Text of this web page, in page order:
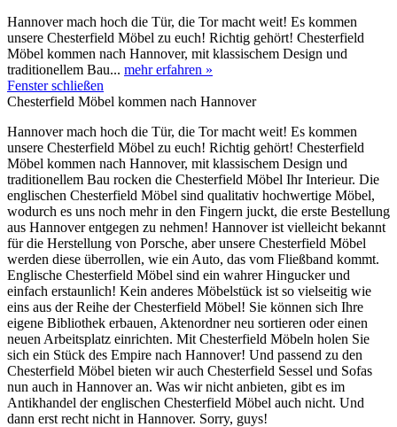
Hannover mach hoch die Tür, die Tor macht weit! Es kommen
unsere Chesterfield Möbel zu euch! Richtig gehört! Chesterfield
Möbel kommen nach Hannover, mit klassischem Design und
traditionellem Bau... mehr erfahren »
Fenster schließen
Chesterfield Möbel kommen nach Hannover
Hannover mach hoch die Tür, die Tor macht weit! Es kommen
unsere Chesterfield Möbel zu euch! Richtig gehört! Chesterfield
Möbel kommen nach Hannover, mit klassischem Design und
traditionellem Bau rocken die Chesterfield Möbel Ihr Interieur. Die
englischen Chesterfield Möbel sind qualitativ hochwertige Möbel,
wodurch es uns noch mehr in den Fingern juckt, die erste Bestellung
aus Hannover entgegen zu nehmen! Hannover ist vielleicht bekannt
für die Herstellung von Porsche, aber unsere Chesterfield Möbel
werden diese überrollen, wie ein Auto, das vom Fließband kommt.
Englische Chesterfield Möbel sind ein wahrer Hingucker und
einfach erstaunlich! Kein anderes Möbelstück ist so vielseitig wie
eins aus der Reihe der Chesterfield Möbel! Sie können sich Ihre
eigene Bibliothek erbauen, Aktenordner neu sortieren oder einen
neuen Arbeitsplatz einrichten. Mit Chesterfield Möbeln holen Sie
sich ein Stück des Empire nach Hannover! Und passend zu den
Chesterfield Möbel bieten wir auch Chesterfield Sessel und Sofas
nun auch in Hannover an. Was wir nicht anbieten, gibt es im
Antikhandel der englischen Chesterfield Möbel auch nicht. Und
dann erst recht nicht in Hannover. Sorry, guys!